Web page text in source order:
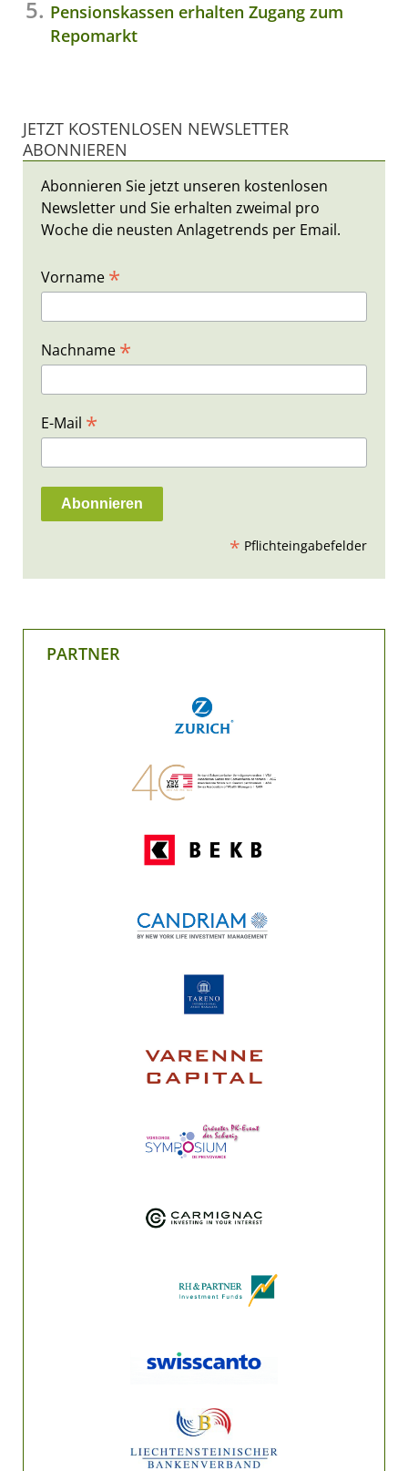
Pensionskassen erhalten Zugang zum
Repomarkt
JETZT KOSTENLOSEN NEWSLETTER
ABONNIEREN
Abonnieren Sie jetzt unseren kostenlosen
Newsletter und Sie erhalten zweimal pro
Woche die neusten Anlagetrends per Email.
Vorname *
Nachname *
E-Mail *
* Pflichteingabefelder
PARTNER